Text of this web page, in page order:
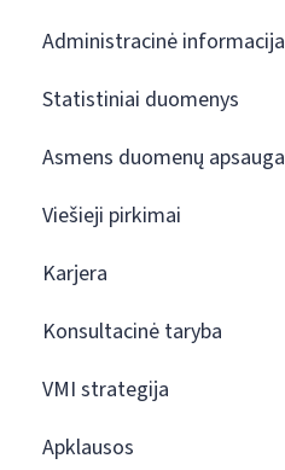
Administracinė informacija
Statistiniai duomenys
Asmens duomenų apsauga
Viešieji pirkimai
Karjera
Konsultacinė taryba
VMI strategija
Apklausos